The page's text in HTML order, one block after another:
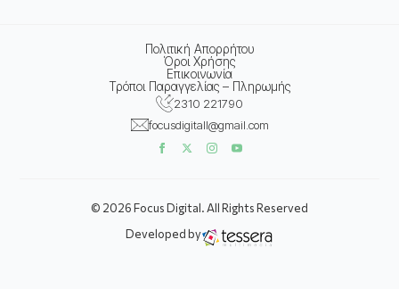
Πολιτική Απορρήτου
Όροι Χρήσης
Επικοινωνία
Τρόποι Παραγγελίας – Πληρωμής
2310 221790
focusdigitall@gmail.com
© 2026 Focus Digital. All Rights Reserved
Developed by